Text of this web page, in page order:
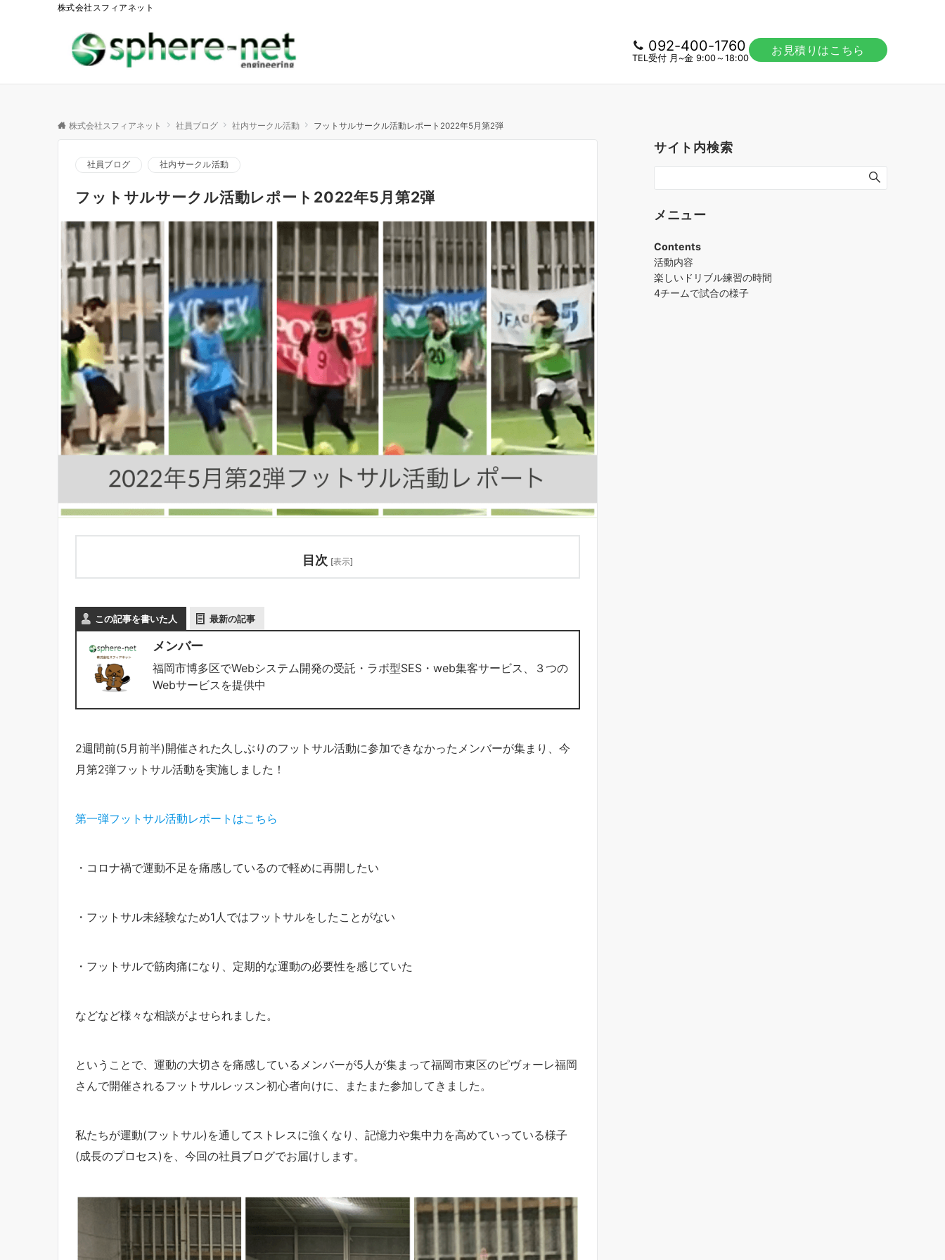
株式会社スフィアネット
092-400-1760
TEL受付 月~金 9:00～18:00
お見積りはこちら
株式会社スフィアネット 社員ブログ 社内サークル活動 フットサルサークル活動レポート2022年5月第2弾
社員ブログ 社内サークル活動
フットサルサークル活動レポート2022年5月第2弾
目次 [表示]
この記事を書いた人 最新の記事
メンバー
福岡市博多区でWebシステム開発の受託・ラボ型SES・web集客サービス、３つの
Webサービスを提供中
2週間前(5月前半)開催された久しぶりのフットサル活動に参加できなかったメンバーが集まり、今
月第2弾フットサル活動を実施しました！
第一弾フットサル活動レポートはこちら
・コロナ禍で運動不足を痛感しているので軽めに再開したい
・フットサル未経験なため1人ではフットサルをしたことがない
・フットサルで筋肉痛になり、定期的な運動の必要性を感じていた
などなど様々な相談がよせられました。
ということで、運動の大切さを痛感しているメンバーが5人が集まって福岡市東区のピヴォーレ福岡
さんで開催されるフットサルレッスン初心者向けに、またまた参加してきました。
私たちが運動(フットサル)を通してストレスに強くなり、記憶力や集中力を高めていっている様子
(成長のプロセス)を、今回の社員ブログでお届けします。
サイト内検索
メニュー
Contents
活動内容
楽しいドリブル練習の時間
4チームで試合の様子